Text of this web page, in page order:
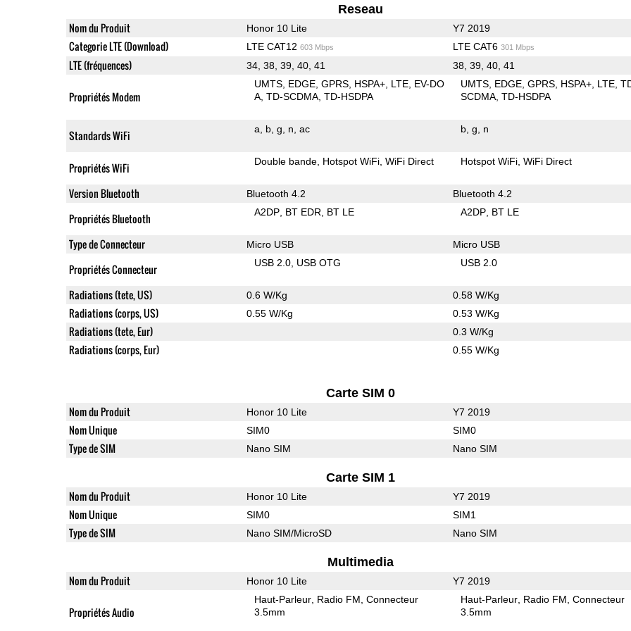
Reseau
Nom du Produit Honor 10 Lite Y7 2019
Categorie LTE (Download) LTE CAT12 603 Mbps LTE CAT6 301 Mbps
LTE (fréquences) 34, 38, 39, 40, 41 38, 39, 40, 41
Propriétés Modem
UMTS EDGE GPRS HSPA+ LTE EV-DO
A TD-SCDMA TD-HSDPA
UMTS EDGE GPRS HSPA+ LTE
SCDMA TD-HSDPA
Standards WiFi a b g n ac b g n
Propriétés WiFi Double bande Hotspot WiFi WiFi Direct Hotspot WiFi WiFi Direct
Version Bluetooth Bluetooth 4.2 Bluetooth 4.2
Propriétés Bluetooth A2DP BT EDR BT LE A2DP BT LE
Type de Connecteur Micro USB Micro USB
Propriétés Connecteur USB 2.0 USB OTG USB 2.0
Radiations (tete, US) 0.6 W/Kg 0.58 W/Kg
Radiations (corps, US) 0.55 W/Kg 0.53 W/Kg
Radiations (tete, Eur) 0.3 W/Kg
Radiations (corps, Eur) 0.55 W/Kg
Carte SIM 0
Nom du Produit Honor 10 Lite Y7 2019
Nom Unique SIM0 SIM0
Type de SIM Nano SIM Nano SIM
Carte SIM 1
Nom du Produit Honor 10 Lite Y7 2019
Nom Unique SIM0 SIM1
Type de SIM Nano SIM/MicroSD Nano SIM
Multimedia
Nom du Produit Honor 10 Lite Y7 2019
Propriétés Audio
Haut-Parleur Radio FM Connecteur
3.5mm
Haut-Parleur Radio FM Connecteur
3.5mm